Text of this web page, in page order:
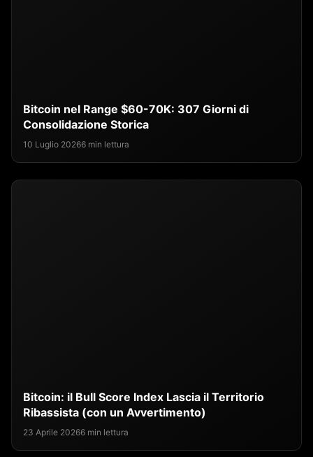
Bitcoin nel Range $60-70K: 307 Giorni di
Consolidazione Storica
10 Luglio 20266 min lettura
Bitcoin: il Bull Score Index Lascia il Territorio
Ribassista (con un Avvertimento)
23 Aprile 20266 min lettura